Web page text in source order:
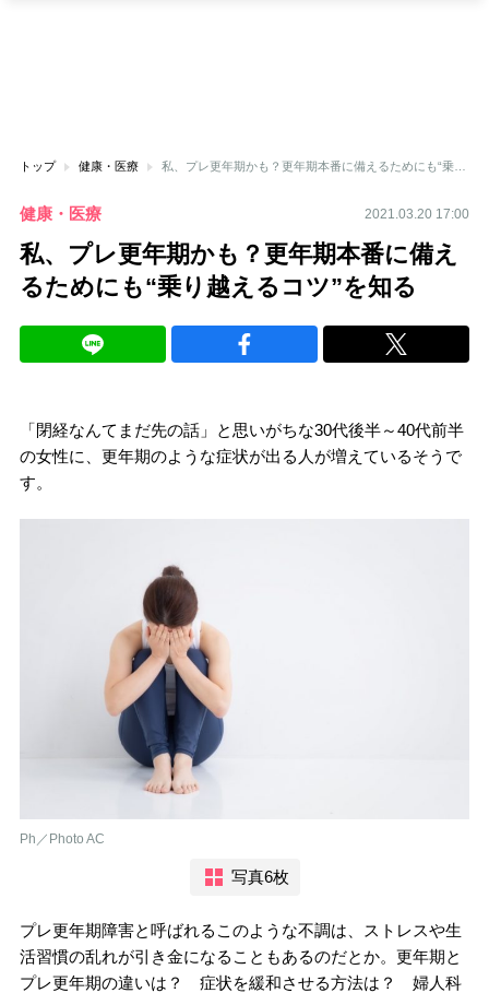
トップ 健康・医療 私、プレ更年期かも？更年期本番に備えるためにも“乗り越えるコツ”を知る
健康・医療 2021.03.20 17:00
私、プレ更年期かも？更年期本番に備え
るためにも“乗り越えるコツ”を知る
「閉経なんてまだ先の話」と思いがちな30代後半～40代前半
の女性に、更年期のような症状が出る人が増えているそうで
す。
Ph／Photo AC
写真6枚
プレ更年期障害と呼ばれるこのような不調は、ストレスや生
活習慣の乱れが引き金になることもあるのだとか。更年期と
プレ更年期の違いは？ 症状を緩和させる方法は？ 婦人科